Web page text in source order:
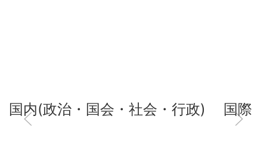
国内(政治・国会・社会・行政) 国際